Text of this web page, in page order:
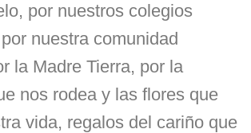
por nuestros colegios
nuestra comunidad
la Madre Tierra, por la
nos rodea y las flores que
vida, regalos del cariño que